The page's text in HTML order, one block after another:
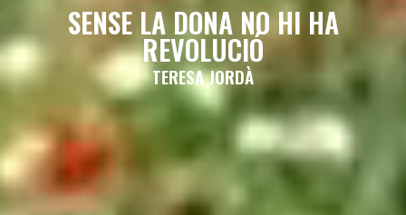
SENSE LA DONA NO HI HA
REVOLUCIÓ
TERESA JORDÀ